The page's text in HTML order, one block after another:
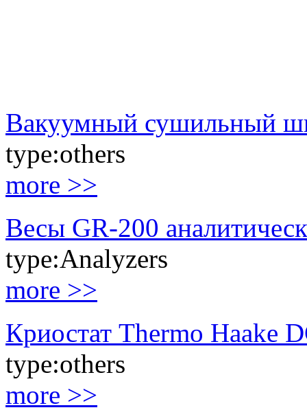
Вакуумный сушильный
type:others
more >>
Весы GR-200
type:Analyzers
more >>
Криостат Thermo Haake
type:others
more >>